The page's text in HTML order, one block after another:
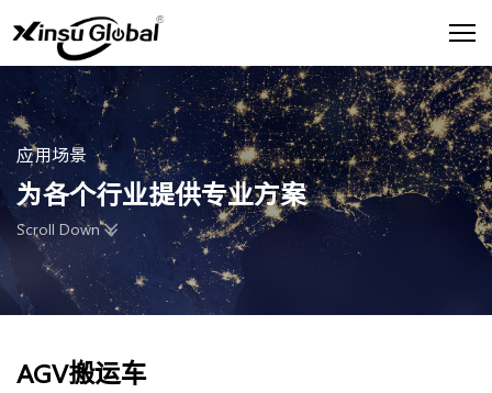
应用场景
为各个行业提供专业方案
Scroll Down
AGV搬运车